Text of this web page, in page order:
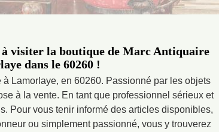
à visiter la boutique de Marc Antiquaire
dans le 60260 !
Lamorlaye, en 60260. Passionné par les objets
à la vente. En tant que professionnel sérieux et
Pour vous tenir informé des articles disponibles,
ou simplement passionné, vous y trouverez